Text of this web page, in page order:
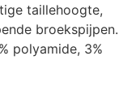
taillehoogte,
broekspijpen.
polyamide, 3%